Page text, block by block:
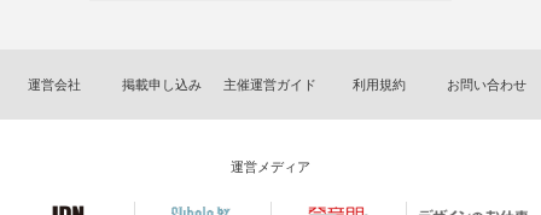
運営会社 掲載申し込み 主催運営ガイド 利用規約 お問い合わせ
運営メディア